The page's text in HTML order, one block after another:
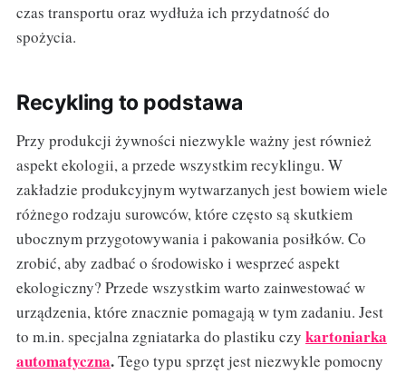
czas transportu oraz wydłuża ich przydatność do
spożycia.
Recykling to podstawa
Przy produkcji żywności niezwykle ważny jest również
aspekt ekologii, a przede wszystkim recyklingu. W
zakładzie produkcyjnym wytwarzanych jest bowiem wiele
różnego rodzaju surowców, które często są skutkiem
ubocznym przygotowywania i pakowania posiłków. Co
zrobić, aby zadbać o środowisko i wesprzeć aspekt
ekologiczny? Przede wszystkim warto zainwestować w
urządzenia, które znacznie pomagają w tym zadaniu. Jest
to m.in. specjalna zgniatarka do plastiku czy kartoniarka
automatyczna.Tego typu sprzęt jest niezwykle pomocny